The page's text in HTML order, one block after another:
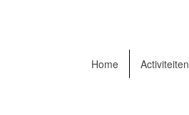
Home Activiteiten